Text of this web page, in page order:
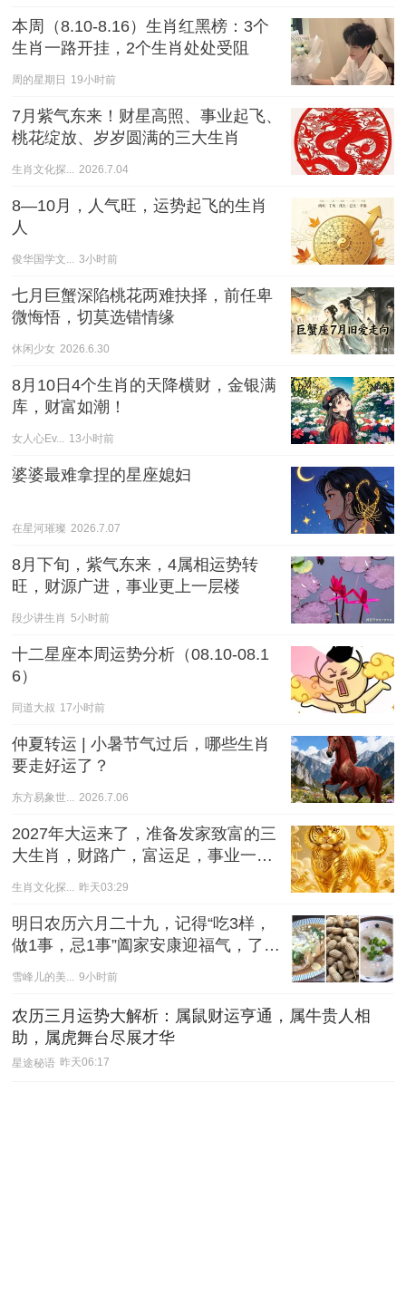
本周（8.10-8.16）生肖红黑榜：3个
生肖一路开挂，2个生肖处处受阻
周的星期日 19小时前
7月紫气东来！财星高照、事业起飞、
桃花绽放、岁岁圆满的三大生肖
生肖文化探... 2026.7.04
8—10月，人气旺，运势起飞的生肖
人
俊华国学文... 3小时前
七月巨蟹深陷桃花两难抉择，前任卑
微悔悟，切莫选错情缘
休闲少女 2026.6.30
8月10日4个生肖的天降横财，金银满
库，财富如潮！
女人心Ev... 13小时前
婆婆最难拿捏的星座媳妇
在星河璀璨 2026.7.07
8月下旬，紫气东来，4属相运势转
旺，财源广进，事业更上一层楼
段少讲生肖 5小时前
十二星座本周运势分析（08.10-08.1
6）
同道大叔 17小时前
仲夏转运 | 小暑节气过后，哪些生肖
要走好运了？
东方易象世... 2026.7.06
2027年大运来了，准备发家致富的三
大生肖，财路广，富运足，事业一路
生肖文化探... 昨天03:29
明日农历六月二十九，记得“吃3样，
做1事，忌1事”阖家安康迎福气，了解
雪峰儿的美... 9小时前
农历三月运势大解析：属鼠财运亨通，属牛贵人相
助，属虎舞台尽展才华
星途秘语 昨天06:17